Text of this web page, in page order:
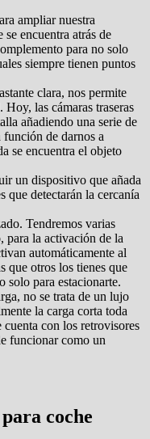
ampliar nuestra
encuentra atrás de
para no solo
siempre tienen puntos
clara, nos permite
las cámaras traseras
añadiendo una serie de
función de darnos a
se encuentra el objeto
un dispositivo que añada
que detectarán la cercanía
Tendremos varias
para la activación de la
automáticamente al
que otros los tienes que
solo para estacionarte.
no se trata de un lujo
la carga corta toda
con los retrovisores
funcionar como un
coche